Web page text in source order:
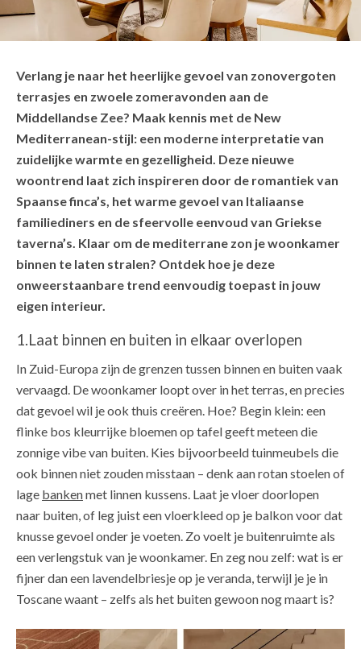
Verlang je naar het heerlijke gevoel van zonovergoten
terrasjes en zwoele zomeravonden aan de
Middellandse Zee? Maak kennis met de New
Mediterranean-stijl: een moderne interpretatie van
zuidelijke warmte en gezelligheid. Deze nieuwe
woontrend laat zich inspireren door de romantiek van
Spaanse finca’s, het warme gevoel van Italiaanse
familiediners en de sfeervolle eenvoud van Griekse
taverna’s. Klaar om de mediterrane zon je woonkamer
binnen te laten stralen? Ontdek hoe je deze
onweerstaanbare trend eenvoudig toepast in jouw
eigen interieur.
1.Laat binnen en buiten in elkaar overlopen
In Zuid-Europa zijn de grenzen tussen binnen en buiten vaak
vervaagd. De woonkamer loopt over in het terras, en precies
dat gevoel wil je ook thuis creëren. Hoe? Begin klein: een
flinke bos kleurrijke bloemen op tafel geeft meteen die
zonnige vibe van buiten. Kies bijvoorbeeld tuinmeubels die
ook binnen niet zouden misstaan – denk aan rotan stoelen of
lage bankenmet linnen kussens. Laat je vloer doorlopen
naar buiten, of leg juist een vloerkleed op je balkon voor dat
knusse gevoel onder je voeten. Zo voelt je buitenruimte als
een verlengstuk van je woonkamer. En zeg nou zelf: wat is er
fijner dan een lavendelbriesje op je veranda, terwijl je je in
Toscane waant – zelfs als het buiten gewoon nog maart is?